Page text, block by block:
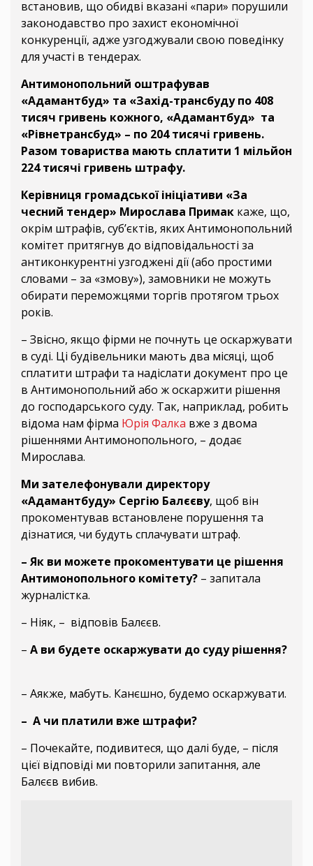
встановив, що обидві вказані «пари» порушили
законодавство про захист економічної
конкуренції, адже узгоджували свою поведінку
для участі в тендерах.
Антимонопольний оштрафував
«Адамантбуд» та «Захід-трансбуду по 408
тисяч гривень кожного, «Адамантбуд» та
«Рівнетрансбуд» – по 204 тисячі гривень.
Разом товариства мають сплатити 1 мільйон
224 тисячі гривень штрафу.
Керівниця громадської ініціативи «За
чесний тендер» Мирослава Примак каже, що,
окрім штрафів, суб’єктів, яких Антимонопольний
комітет притягнув до відповідальності за
антиконкурентні узгоджені дії (або простими
словами – за «змову»), замовники не можуть
обирати переможцями торгів протягом трьох
років.
– Звісно, якщо фірми не почнуть це оскаржувати
в суді. Ці будівельники мають два місяці, щоб
сплатити штрафи та надіслати документ про це
в Антимонопольний або ж оскаржити рішення
до господарського суду. Так, наприклад, робить
відома нам фірма Юрія Фалка вже з двома
рішеннями Антимонопольного, – додає
Мирослава.
Ми зателефонували директору
«Адамантбуду» Сергію Балєєву, щоб він
прокоментував встановлене порушення та
дізнатися, чи будуть сплачувати штраф.
– Як ви можете прокоментувати це рішення
Антимонопольного комітету? – запитала
журналістка.
– Ніяк, – відповів Балєєв.
– А ви будете оскаржувати до суду рішення?
– Аякже, мабуть. Канєшно, будемо оскаржувати.
– А чи платили вже штрафи?
– Почекайте, подивитеся, що далі буде, – після
цієї відповіді ми повторили запитання, але
Балєєв вибив.